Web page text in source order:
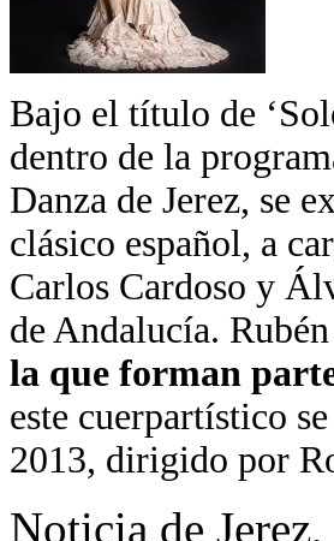
Bajo el título de
dentro de la
Danza de Jerez, se
clásico español, a
Carlos Cardoso y
de Andalucía.
la que forman
este cuerpartístico
2013, dirigido por
Noticia de Jerez,